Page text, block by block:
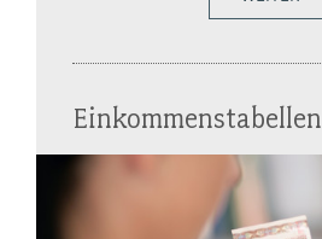
Einkommenstabellen